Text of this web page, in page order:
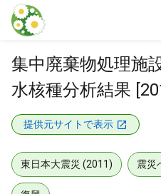
本文に飛ぶ
集中廃棄物処理施
水核種分析結果
提供元サイトで表示
東日本大震災 (2011) 震災